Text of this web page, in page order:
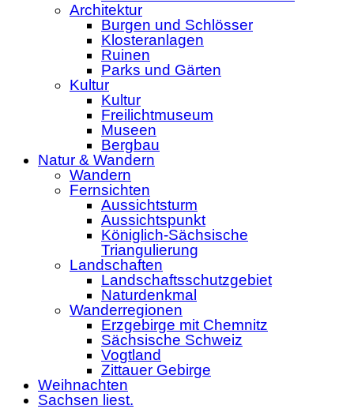
Architektur
Burgen und Schlösser
Klosteranlagen
Ruinen
Parks und Gärten
Kultur
Kultur
Freilichtmuseum
Museen
Bergbau
Natur & Wandern
Wandern
Fernsichten
Aussichtsturm
Aussichtspunkt
Königlich-Sächsische
Triangulierung
Landschaften
Landschaftsschutzgebiet
Naturdenkmal
Wanderregionen
Erzgebirge mit Chemnitz
Sächsische Schweiz
Vogtland
Zittauer Gebirge
Weihnachten
Sachsen liest.